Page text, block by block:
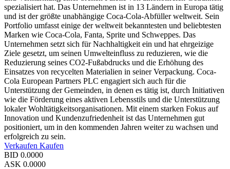
spezialisiert hat. Das Unternehmen ist in 13 Ländern in Europa tätig
und ist der größte unabhängige Coca-Cola-Abfüller weltweit. Sein
Portfolio umfasst einige der weltweit bekanntesten und beliebtesten
Marken wie Coca-Cola, Fanta, Sprite und Schweppes. Das
Unternehmen setzt sich für Nachhaltigkeit ein und hat ehrgeizige
Ziele gesetzt, um seinen Umwelteinfluss zu reduzieren, wie die
Reduzierung seines CO2-Fußabdrucks und die Erhöhung des
Einsatzes von recycelten Materialien in seiner Verpackung. Coca-
Cola European Partners PLC engagiert sich auch für die
Unterstützung der Gemeinden, in denen es tätig ist, durch Initiativen
wie die Förderung eines aktiven Lebensstils und die Unterstützung
lokaler Wohltätigkeitsorganisationen. Mit einem starken Fokus auf
Innovation und Kundenzufriedenheit ist das Unternehmen gut
positioniert, um in den kommenden Jahren weiter zu wachsen und
erfolgreich zu sein.
Verkaufen Kaufen
BID 0.0000
ASK 0.0000